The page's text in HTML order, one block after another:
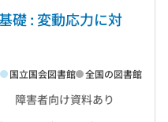
礎 : 変動応力に対
障害者向け資料あり
国立国会図書館 全国の図書館